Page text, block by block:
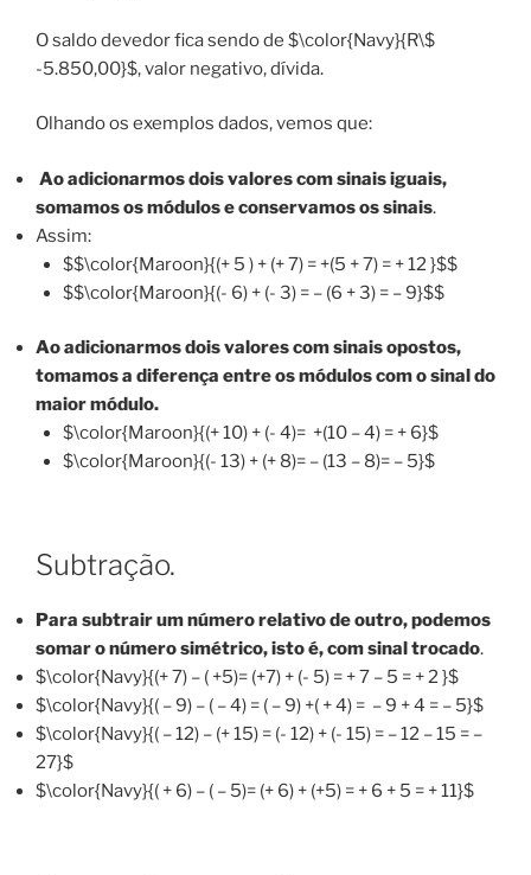
O saldo devedor fica sendo de $\color{Navy}{R\$
-5.850,00}$, valor negativo, dívida.
Olhando os exemplos dados, vemos que:
Ao adicionarmos dois valores com sinais iguais,
somamos os módulos e conservamos os sinais.
Assim:
$$\color{Maroon}{(+ 5 ) + (+ 7) = +(5 + 7) = + 12 }$$
$$\color{Maroon}{(- 6) + (- 3) = – (6 + 3) = – 9}$$
Ao adicionarmos dois valores com sinais opostos,
tomamos a diferença entre os módulos com o sinal do
maior módulo.
$\color{Maroon}{(+ 10) + (- 4)= +(10 – 4) = + 6}$
$\color{Maroon}{(- 13) + (+ 8)= – (13 – 8)= – 5}$
Subtração.
Para subtrair um número relativo de outro, podemos
somar o número simétrico, isto é, com sinal trocado.
$\color{Navy}{(+ 7) – ( +5)= (+7) + (- 5) = + 7 – 5 = + 2 }$
$\color{Navy}{( – 9) – ( – 4) = ( – 9) +( + 4) = – 9 + 4 = – 5}$
$\color{Navy}{( – 12) – (+ 15) = (- 12) + (- 15) = – 12 – 15 = –
27}$
$\color{Navy}{( + 6) – ( – 5)= (+ 6) + (+5) = + 6 + 5 = + 11}$